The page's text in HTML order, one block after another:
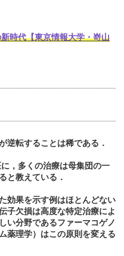
時代【東京情報大学・嵜山
逆転することは稀である．
，多くの治療は母集団の一
と教えている．
効果を示す例はほとんどない
子欠損は高度な特定治療によ
い分野であるファーマコゲノ
薬理学）はこの原則を変える